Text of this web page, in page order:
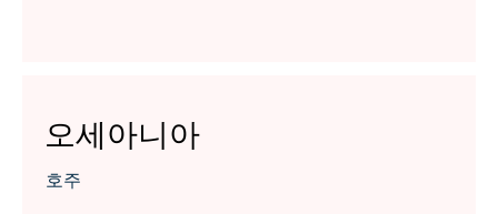
오세아니아
호주